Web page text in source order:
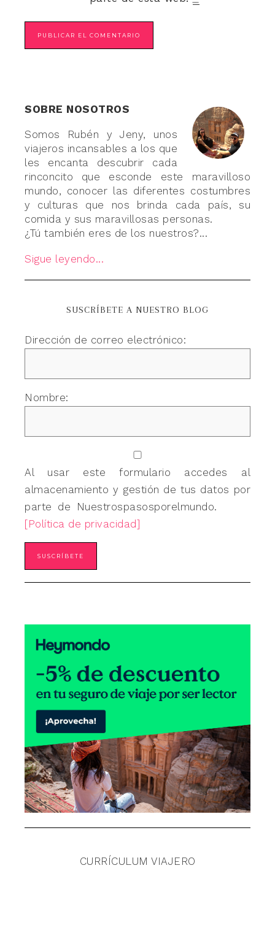
SOBRE NOSOTROS
Somos Rubén y Jeny, unos
viajeros incansables a los que
les encanta descubrir cada
rinconcito que esconde este maravilloso
mundo, conocer las diferentes costumbres
y culturas que nos brinda cada país, su
comida y sus maravillosas personas.
¿Tú también eres de los nuestros?...
Sigue leyendo...
SUSCRÍBETE A NUESTRO BLOG
Dirección de correo electrónico:
Nombre:
Al usar este formulario accedes al
almacenamiento y gestión de tus datos por
parte de Nuestrospasosporelmundo.
[Política de privacidad]
CURRÍCULUM VIAJERO